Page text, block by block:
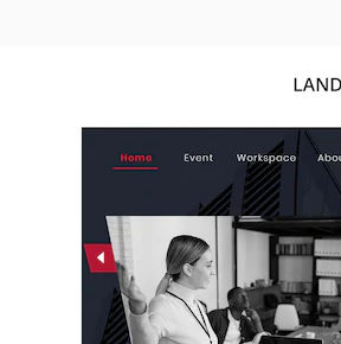
Креативная платформа для
ваших лучших работ. Более 1
подписчиков среди креаторов,
предприятий, агентств и студий.
Pусский